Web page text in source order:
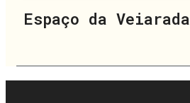
Espaço da Veiarada